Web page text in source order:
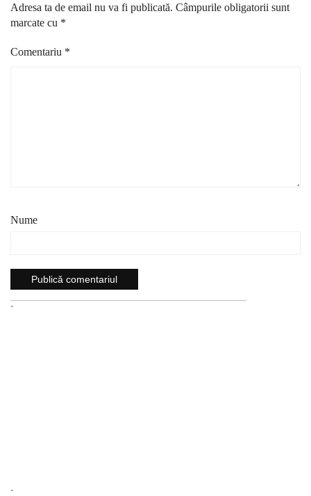
Adresa ta de email nu va fi publicată. Câmpurile obligatorii sunt
marcate cu *
Comentariu *
Nume
`
`